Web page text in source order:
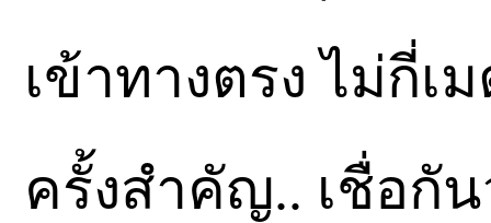
เข้าทางตรง ไม่กี่เ
ครั้งสำคัญ.. เชื่อกั